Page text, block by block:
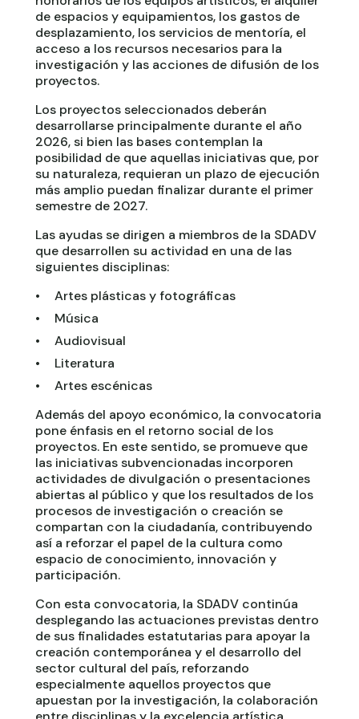
de espacios y equipamientos, los gastos de
desplazamiento, los servicios de mentoría, el
acceso a los recursos necesarios para la
investigación y las acciones de difusión de los
proyectos.
Los proyectos seleccionados deberán
desarrollarse principalmente durante el año
2026, si bien las bases contemplan la
posibilidad de que aquellas iniciativas que, por
su naturaleza, requieran un plazo de ejecución
más amplio puedan finalizar durante el primer
semestre de 2027.
Las ayudas se dirigen a miembros de la SDADV
que desarrollen su actividad en una de las
siguientes disciplinas:
Artes plásticas y fotográficas
Música
Audiovisual
Literatura
Artes escénicas
Además del apoyo económico, la convocatoria
pone énfasis en el retorno social de los
proyectos. En este sentido, se promueve que
las iniciativas subvencionadas incorporen
actividades de divulgación o presentaciones
abiertas al público y que los resultados de los
procesos de investigación o creación se
compartan con la ciudadanía, contribuyendo
así a reforzar el papel de la cultura como
espacio de conocimiento, innovación y
participación.
Con esta convocatoria, la SDADV continúa
desplegando las actuaciones previstas dentro
de sus finalidades estatutarias para apoyar la
creación contemporánea y el desarrollo del
sector cultural del país, reforzando
especialmente aquellos proyectos que
apuestan por la investigación, la colaboración